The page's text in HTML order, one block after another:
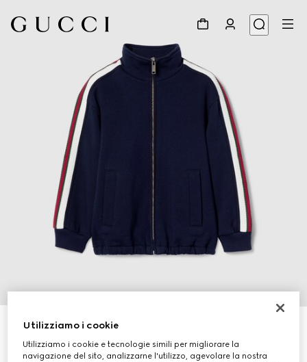
Giacca bambino in cotone con zip
€ 490
Utilizziamo i cookie
Utilizziamo i cookie e tecnologie simili per migliorare la
navigazione del sito, analizzarne l'utilizzo, agevolare la nostra